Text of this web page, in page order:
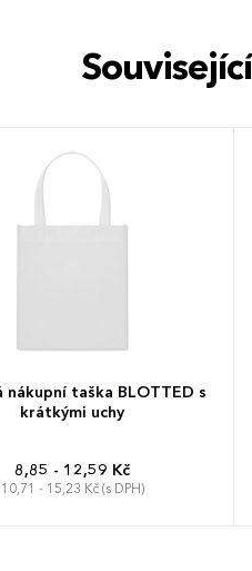
Související
nákupní taška BLOTTED s
krátkými uchy
8,85 - 12,59 Kč
10,71 - 15,23 Kč (s DPH)